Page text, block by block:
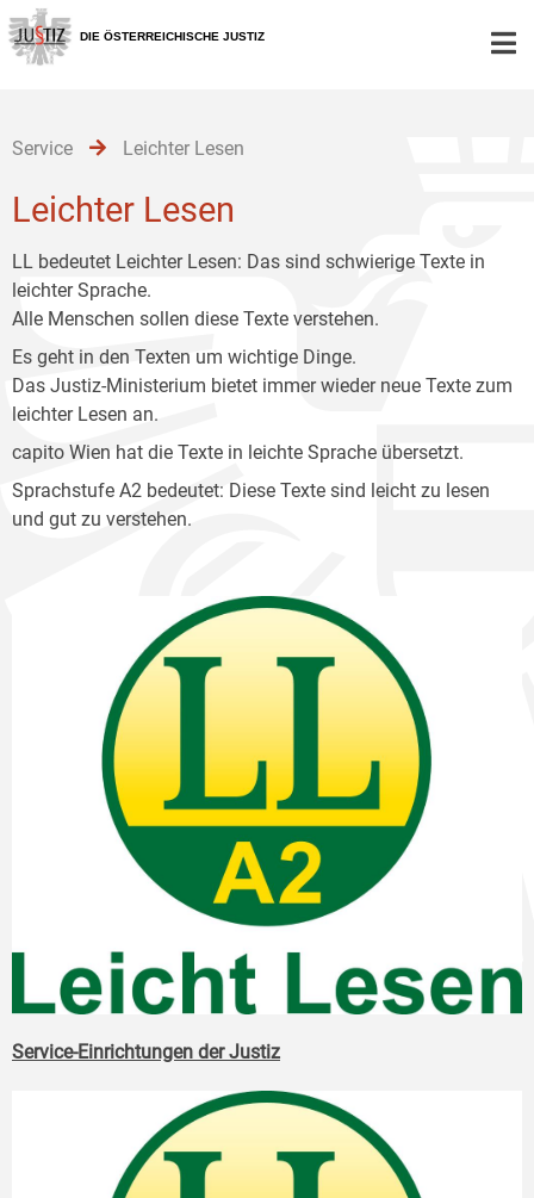
Zur
Hauptnavigation
[1]
Zum
Inhalt
[2]
Zum
Untermenü
[3]
DIE ÖSTERREICHISCHE JUSTIZ
Service Leichter Lesen
Leichter Lesen
LL bedeutet Leichter Lesen: Das sind schwierige Texte in
leichter Sprache.
Alle Menschen sollen diese Texte verstehen.
Es geht in den Texten um wichtige Dinge.
Das Justiz-Ministerium bietet immer wieder neue Texte zum
leichter Lesen an.
capito Wien hat die Texte in leichte Sprache übersetzt.
Sprachstufe A2 bedeutet: Diese Texte sind leicht zu lesen
und gut zu verstehen.
Service-Einrichtungen der Justiz